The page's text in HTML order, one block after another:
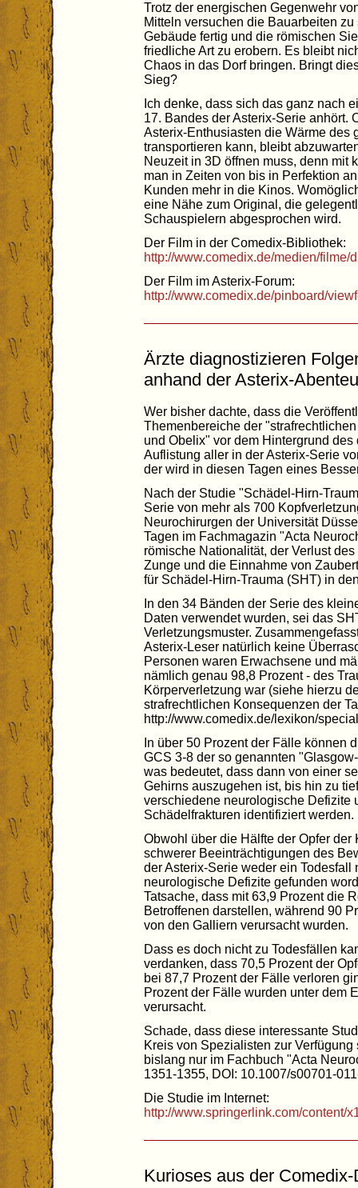
Trotz der energischen Gegenwehr
Mitteln versuchen die Bauarbeiten
Gebäude fertig und die römischen
friedliche Art zu erobern. Es bleibt
Chaos in das Dorf bringen. Bringt
Sieg?
Ich denke, dass sich das ganz nach
17. Bandes der Asterix-Serie anhört.
Asterix-Enthusiasten die Wärme des
transportieren kann, bleibt
Neuzeit in 3D öffnen muss, denn mit
man in Zeiten von bis in Perfektion
Kunden mehr in die Kinos.
eine Nähe zum Original, die
Schauspielern abgesprochen wird.
Der Film in der Comedix-Bibliothek:
http://www.comedix.de/medien/filme/
Der Film im Asterix-Forum:
http://www.comedix.de/pinboard/
Ärzte diagnostizieren
anhand der Asterix-
Wer bisher dachte, dass die
Themenbereiche der
und Obelix" vor dem Hintergrund
Auflistung aller in der Asterix-Serie
der wird in diesen Tagen eines
Nach der Studie "Schädel-Hirn-
Serie von mehr als 700
Neurochirurgen der Universität
Tagen im Fachmagazin "Acta
römische Nationalität, der Verlust
Zunge und die Einnahme von
für Schädel-Hirn-Trauma (SHT) in
In den 34 Bänden der Serie des
Daten verwendet wurden, sei das
Verletzungsmuster.
Asterix-Leser natürlich keine
Personen waren Erwachsene und
nämlich genau 98,8 Prozent - des
Körperverletzung war (siehe hierzu
strafrechtlichen Konsequenzen der
http://www.comedix.de/lexikon/
In über 50 Prozent der Fälle können
GCS 3-8 der so genannten
was bedeutet, dass dann von einer
Gehirns auszugehen ist, bis hin zu
verschiedene neurologische Defizite
Schädelfrakturen identifiziert werden.
Obwohl über die Hälfte der Opfer
schwerer Beeinträchtigungen des
der Asterix-Serie weder ein
neurologische Defizite gefunden
Tatsache, dass mit 63,9 Prozent die
Betroffenen darstellen, während 90
von den Galliern verursacht wurden.
Dass es doch nicht zu Todesfällen
verdanken, dass 70,5 Prozent der
bei 87,7 Prozent der Fälle verloren
Prozent der Fälle wurden unter dem
verursacht.
Schade, dass diese interessante
Kreis von Spezialisten zur
bislang nur im Fachbuch "Acta
1351-1355, DOI: 10.1007/s00701-
Die Studie im Internet:
http://www.springerlink.com/content/
Kurioses aus der